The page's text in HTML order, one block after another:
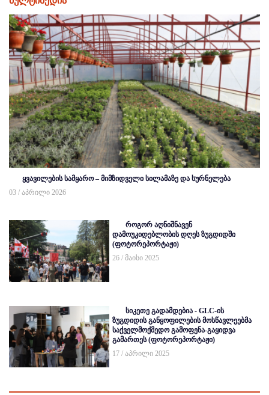
ყვავილების სამყარო – მიმზიდველი სილამაზე და სურნელება
03 / აპრილი 2026
როგორ აღნიშნავენ
დამოუკიდებლობის დღეს ზუგდიდში
(ფოტორეპორტაჟი)
26 / მაისი 2025
სიკეთე გადამდებია - GLC-ის
ზუგდიდის განყოფილების მოსწავლეებმა
საქველმოქმედო გამოფენა-გაყიდვა
გამართეს (ფოტორეპორტაჟი)
17 / აპრილი 2025